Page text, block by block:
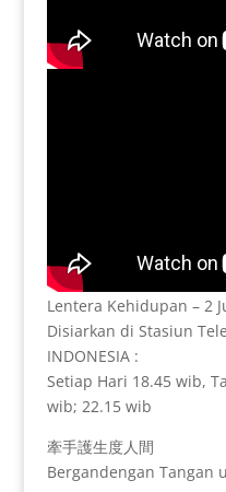
Lentera Kehidupan – 2
Disiarkan di Stasiun
INDONESIA :
Setiap Hari 18.45 wib,
wib; 22.15 wib
牽手護生度人間
Bergandengan Tangan